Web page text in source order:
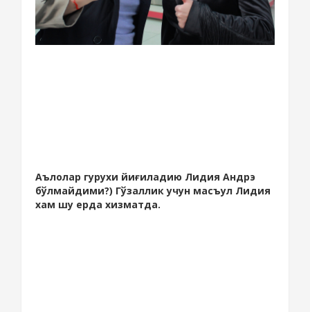
Аълолар гурухи йиғиладию Лидия Андрэ
бўлмайдими?) Гўзаллик учун масъул Лидия
хам шу ерда хизматда.